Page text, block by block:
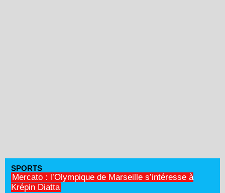
SPORTS
Mercato : l’Olympique de Marseille s’intéresse à
Krépin Diatta